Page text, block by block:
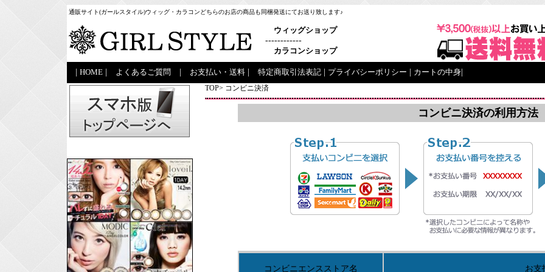
通販サイト(ガールスタイル)ウィッグ・カラコンどちらのお店の商品も同梱発送にてお送り致します♪
ウィッグショップ
------------
カラコンショップ
HOME よくあるご質問 お支払い・送料 特定商取引法表記 プライバシーポリシー カートの中身|
TOP> コンビニ決済
コンビニ決済の利用方法
コンビニエンスストア名 お支